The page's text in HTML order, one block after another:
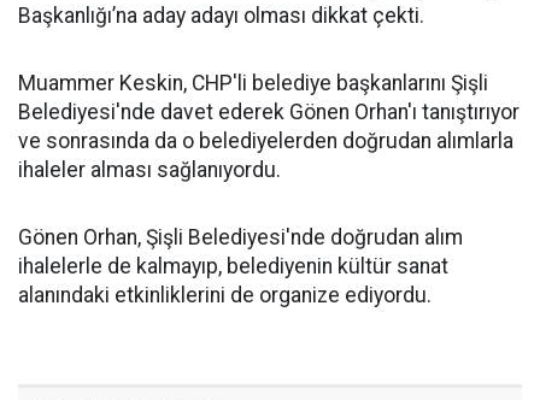
Başkanlığı’na aday adayı olması dikkat çekti.
Muammer Keskin, CHP'li belediye başkanlarını Şişli
Belediyesi'nde davet ederek Gönen Orhan'ı tanıştırıyor
ve sonrasında da o belediyelerden doğrudan alımlarla
ihaleler alması sağlanıyordu.
Gönen Orhan, Şişli Belediyesi'nde doğrudan alım
ihalelerle de kalmayıp, belediyenin kültür sanat
alanındaki etkinliklerini de organize ediyordu.